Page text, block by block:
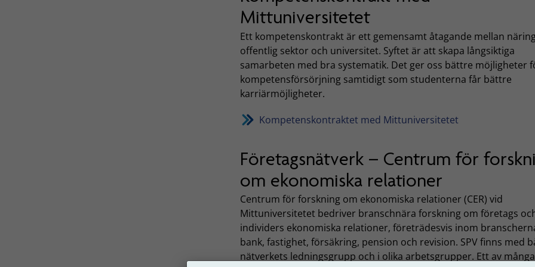
Mittuniversitetet
Ett kompetenskontrakt är ett gemensamt åtagande mellan
offentlig sektor och universitet. Syftet är att skapa långsiktiga
samarbeten med bra systematik. Det ger oss bättre möjligheter
kompetensförsörjning samtidigt som studenterna får bättre
karriärmöjligheter.
Kompetenskontraktet med Mittuniversitetet
Företagsnätverk – Centrum för
om ekonomiska relationer
Centrum för forskning om ekonomiska relationer (CER) vid
Mittuniversitetet bedriver branschnära forskning om företags
individers ekonomiska relationer, företrädesvis inom
bank, fastighet, försäkring, pension och revision. SPV finns med
nätverkets ledningsgrupp och i olika arbetsgrupper. Ett av många